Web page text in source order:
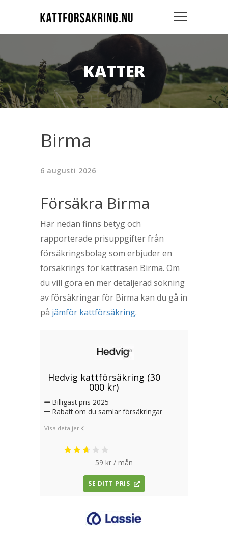
KATTER
Birma
6 augusti 2026
Försäkra Birma
Här nedan finns betyg och
rapporterade prisuppgifter från
försäkringsbolag som erbjuder en
försäkrings för kattrasen Birma. Om
du vill göra en mer detaljerad sökning
av försäkringar för Birma kan du gå in
på jämför kattförsäkring.
Hedvig kattförsäkring (30
000 kr)
Billigast pris 2025
Rabatt om du samlar försäkringar
Visa detaljer
59 kr / mån
SE DITT PRIS